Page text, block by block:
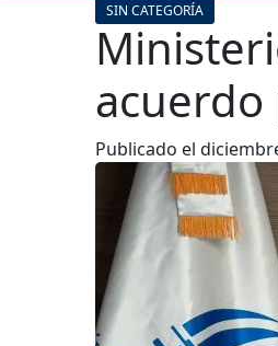
SIN CATEGORÍA
acuerdo
Publicado el